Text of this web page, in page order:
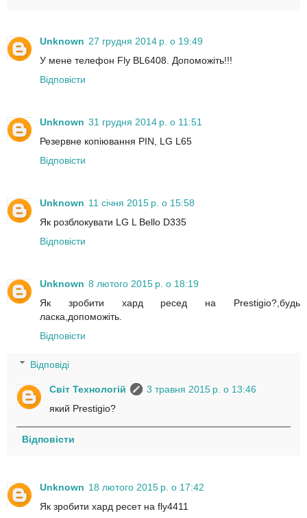
Unknown 27 грудня 2014 р. о 19:49
У мене телефон Fly BL6408. Допоможіть!!!
Відповісти
Unknown 31 грудня 2014 р. о 11:51
Резервне копіювання PIN, LG L65
Відповісти
Unknown 11 січня 2015 р. о 15:58
Як розблокувати LG L Bello D335
Відповісти
Unknown 8 лютого 2015 р. о 18:19
Як зробити хард ресед на Prestigio?,будь
ласка,допоможіть.
Відповісти
Відповіді
Світ Технологій
3 травня 2015 р. о 13:46
який Prestigio?
Відповісти
Unknown 18 лютого 2015 р. о 17:42
Як зробити хард ресет на fly4411